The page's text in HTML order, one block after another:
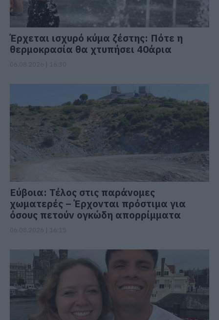
Έρχεται ισχυρό κύμα ζέστης: Πότε η
θερμοκρασία θα χτυπήσει 40άρια
Εύβοια: Τέλος στις παράνομες
χωματερές – Έρχονται πρόστιμα για
όσους πετούν ογκώδη απορρίμματα